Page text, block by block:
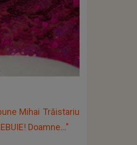
Mihai Trăistariu
Doamne..."